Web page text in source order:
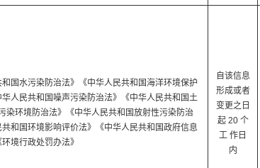
国水污染防治法》《中华人民共和国海洋环境保护
人民共和国噪声污染防治法》《中华人民共和国土
染环境防治法》《中华人民共和国放射性污染防治
和国环境影响评价法》《中华人民共和国政府信息
境行政处罚办法》
自该信息
形成或者
变更之日
起 20 个
工 作日
内